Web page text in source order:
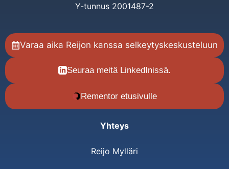
Y-tunnus 2001487-2
Varaa aika Reijon kanssa selkeytyskeskusteluun
Seuraa meitä LinkedInissä.
Rementor etusivulle
Yhteys
Reijo Mylläri